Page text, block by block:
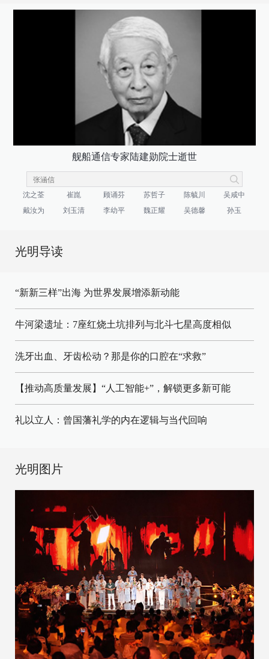
舰船通信专家陆建勋院士逝世
沈之荃 崔崑 顾诵芬 苏哲子 陈毓川
吴咸中
戴汝为
刘玉清 李幼平 魏正耀 吴德馨 孙玉
光明导读
“新新三样”出海 为世界发展增添新动能
牛河梁遗址：7座红烧土坑排列与北斗七星高度相似
洗牙出血、牙齿松动？那是你的口腔在“求救”
【推动高质量发展】“人工智能+”，解锁更多新可能
礼以立人：曾国藩礼学的内在逻辑与当代回响
光明图片